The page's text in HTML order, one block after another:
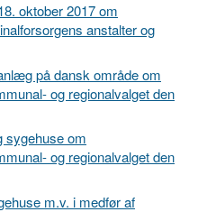
oktober 2017 om
anstalter og
på dansk område om
og regionalvalget den
sygehuse om
og regionalvalget den
m.v. i medfør af